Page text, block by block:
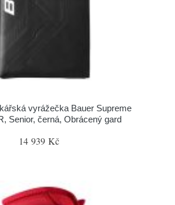
vyrážečka Bauer Supreme
Senior, černá, Obrácený gard
14 939 Kč